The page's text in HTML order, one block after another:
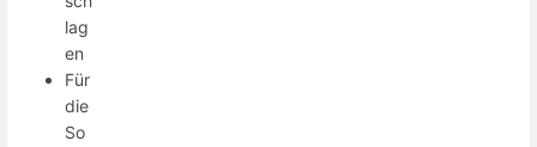
lag
en
Für
die
So